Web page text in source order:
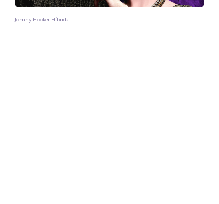
Johnny Hooker Híbrida